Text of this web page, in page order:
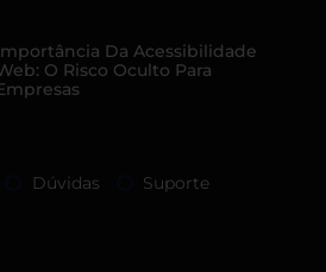
Da Acessibilidade
O Risco Oculto Para
Dúvidas Suporte